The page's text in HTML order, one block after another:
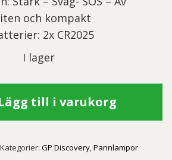
och kompakt
2x CR2025
I lager
Discovery
pannlampa
Rosa
till i varukorg
Kategorier: GP Discovery,Pannlampor